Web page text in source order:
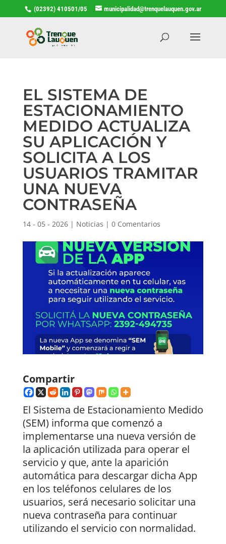
(02392) 410501/05 municipalidad@trenquelauquen.gov.ar
EL SISTEMA DE
ESTACIONAMIENTO
MEDIDO ACTUALIZA
SU APLICACIÓN Y
SOLICITA A LOS
USUARIOS TRAMITAR
UNA NUEVA
CONTRASEÑA
14 - 05 - 2026| Noticias | 0 Comentarios
Compartir
El Sistema de Estacionamiento Medido
(SEM) informa que comenzó a
implementarse una nueva versión de
la aplicación utilizada para operar el
servicio y que, ante la aparición
automática para descargar dicha App
en los teléfonos celulares de los
usuarios, será necesario solicitar una
nueva contraseña para continuar
utilizando el servicio con normalidad.